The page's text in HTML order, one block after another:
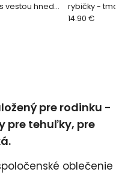
vestou hnedá
mes.
rybičky -
lem veľ. 68
14.90 €
pre rodinku -
pre tehuľky, pre
oblečenie